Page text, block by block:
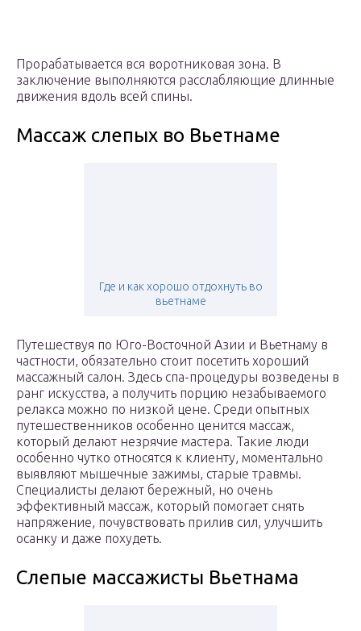
Прорабатывается вся воротниковая зона. В
заключение выполняются расслабляющие длинные
движения вдоль всей спины.
Массаж слепых во Вьетнаме
Где и как хорошо отдохнуть во
вьетнаме
Путешествуя по Юго-Восточной Азии и Вьетнаму в
частности, обязательно стоит посетить хороший
массажный салон. Здесь спа-процедуры возведены в
ранг искусства, а получить порцию незабываемого
релакса можно по низкой цене. Среди опытных
путешественников особенно ценится массаж,
который делают незрячие мастера. Такие люди
особенно чутко относятся к клиенту, моментально
выявляют мышечные зажимы, старые травмы.
Специалисты делают бережный, но очень
эффективный массаж, который помогает снять
напряжение, почувствовать прилив сил, улучшить
осанку и даже похудеть.
Слепые массажисты Вьетнама